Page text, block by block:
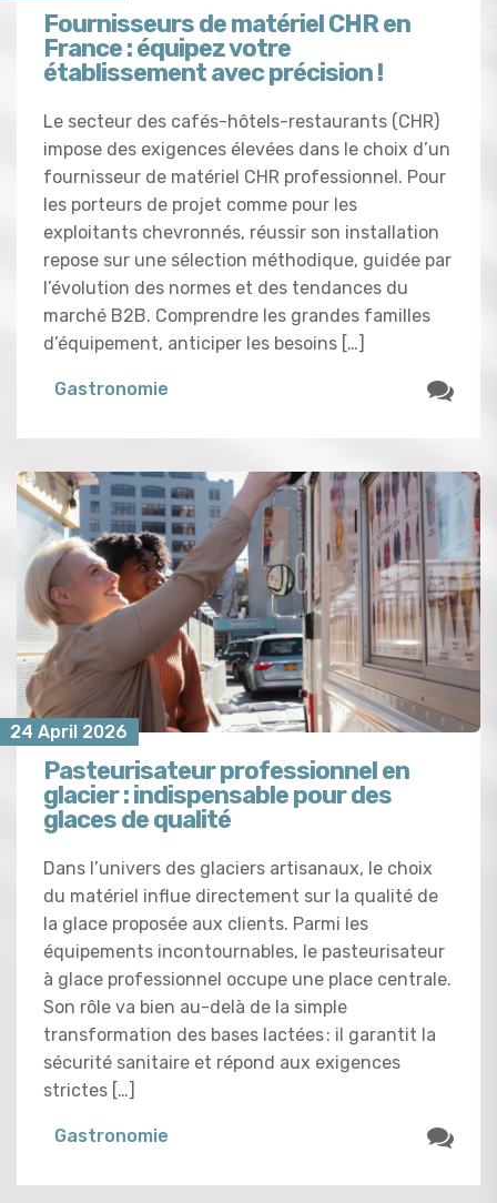
Fournisseurs de matériel CHR en
France : équipez votre
établissement avec précision !
Le secteur des cafés-hôtels-restaurants (CHR)
impose des exigences élevées dans le choix d’un
fournisseur de matériel CHR professionnel. Pour
les porteurs de projet comme pour les
exploitants chevronnés, réussir son installation
repose sur une sélection méthodique, guidée par
l’évolution des normes et des tendances du
marché B2B. Comprendre les grandes familles
d’équipement, anticiper les besoins […]
Gastronomie
24 April 2026
Pasteurisateur professionnel en
glacier : indispensable pour des
glaces de qualité
Dans l’univers des glaciers artisanaux, le choix
du matériel influe directement sur la qualité de
la glace proposée aux clients. Parmi les
équipements incontournables, le pasteurisateur
à glace professionnel occupe une place centrale.
Son rôle va bien au-delà de la simple
transformation des bases lactées : il garantit la
sécurité sanitaire et répond aux exigences
strictes […]
Gastronomie